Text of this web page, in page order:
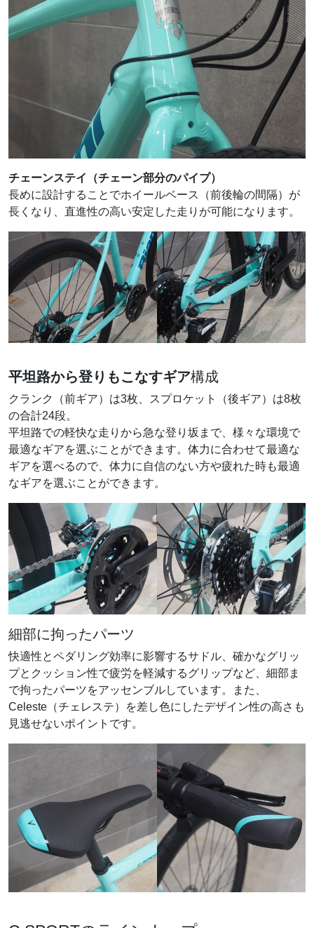
チェーンステイ（チェーン部分のパイプ）
長めに設計することでホイールベース（前後輪の間隔）が
長くなり、直進性の高い安定した走りが可能になります。
平坦路から登りもこなすギア構成
クランク（前ギア）は3枚、スプロケット（後ギア）は8枚
の合計24段。
平坦路での軽快な走りから急な登り坂まで、様々な環境で
最適なギアを選ぶことができます。体力に合わせて最適な
ギアを選べるので、体力に自信のない方や疲れた時も最適
なギアを選ぶことができます。
細部に拘ったパーツ
快適性とペダリング効率に影響するサドル、確かなグリッ
プとクッション性で疲労を軽減するグリップなど、細部ま
で拘ったパーツをアッセンブルしています。また、
Celeste（チェレステ）を差し色にしたデザイン性の高さも
見逃せないポイントです。